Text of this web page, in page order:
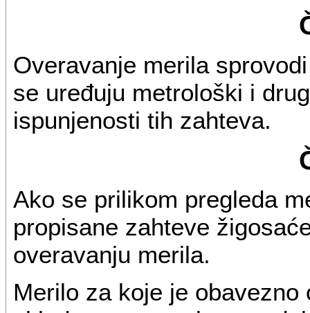
Overavanje merila
se uređuju metrološki i
ispunjenosti tih zahteva.
Ako se prilikom pregleda
propisane zahteve
overavanju merila.
Merilo za koje je